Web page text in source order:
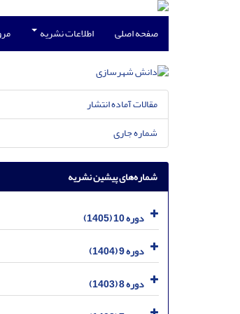
صفحه اصلی اطلاعات نشریه
مقالات آماده انتشار
شماره جاری
شماره‌های پیشین نشریه
دوره 10 (1405)
دوره 9 (1404)
دوره 8 (1403)